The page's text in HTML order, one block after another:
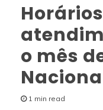
o mês
1 min read